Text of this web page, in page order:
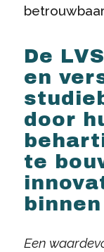
De
en
door
te
Een